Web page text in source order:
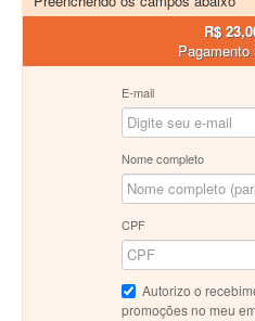
R$
Pagamento
E-mail
Nome completo
CPF
Autorizo o
promoções no meu